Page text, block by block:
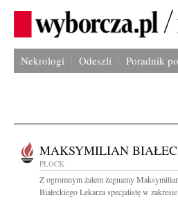
Nekrologi Odeszli Poradnik
MAKSYMILIAN
PŁOCK
Z ogromnym żalem żegnamy
Białeckiego Lekarza specjalistę w